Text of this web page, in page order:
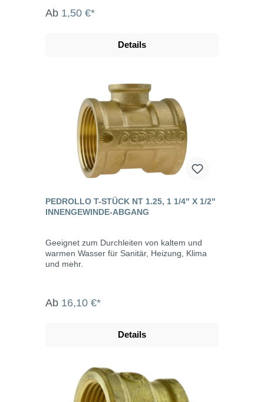
Ab 1,50 €*
Details
PEDROLLO T-STÜCK NT 1.25, 1 1/4" X 1/2"
INNENGEWINDE-ABGANG
Geeignet zum Durchleiten von kaltem und
warmen Wasser für Sanitär, Heizung, Klima
und mehr.
Ab 16,10 €*
Details